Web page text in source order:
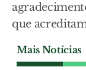
que
Mais Notícias